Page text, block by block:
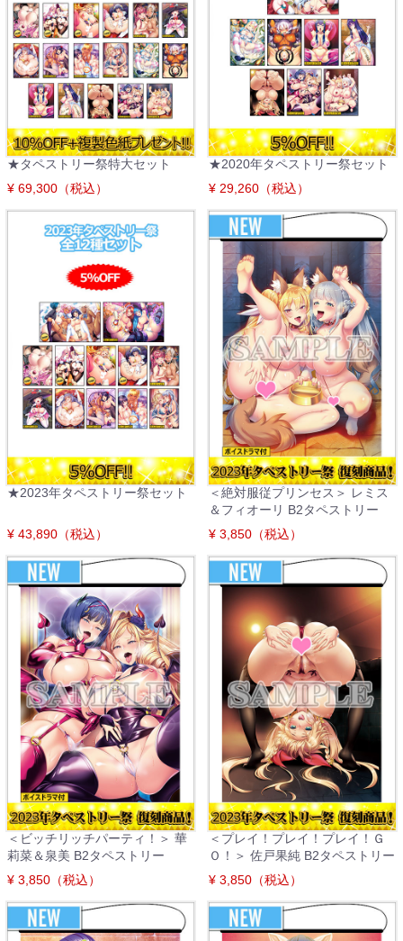
★タペストリー祭特大セット
¥ 69,300（税込）
★2020年タペストリー祭セット
¥ 29,260（税込）
★2023年タペストリー祭セット
¥ 43,890（税込）
＜絶対服従プリンセス＞ レミス
＆フィオーリ B2タペストリー
¥ 3,850（税込）
＜ビッチリッチパーティ！＞ 華
莉菜＆泉美 B2タペストリー
¥ 3,850（税込）
＜プレイ！プレイ！プレイ！Ｇ
Ｏ！＞ 佐戸果純 B2タペストリー
¥ 3,850（税込）